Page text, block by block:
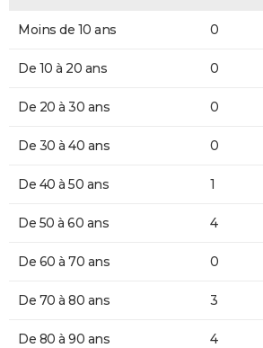
Moins de 10 ans 0
De 10 à 20 ans 0
De 20 à 30 ans 0
De 30 à 40 ans 0
De 40 à 50 ans 1
De 50 à 60 ans 4
De 60 à 70 ans 0
De 70 à 80 ans 3
De 80 à 90 ans 4